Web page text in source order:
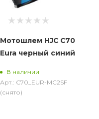
Мотошлем HJC C70
Eura черный синий
В наличии
Арт.: C70_EUR-MC2SF
(снято)